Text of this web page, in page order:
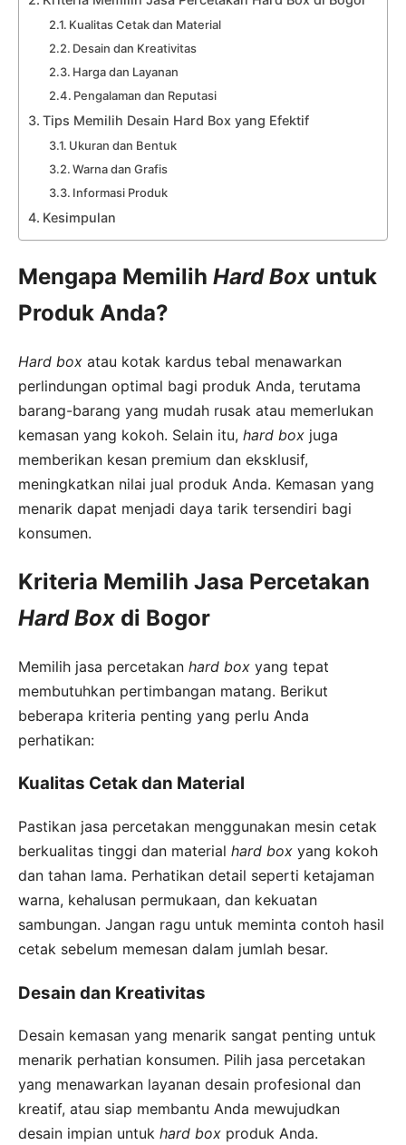
Kualitas Cetak dan Material
Desain dan Kreativitas
Harga dan Layanan
Pengalaman dan Reputasi
Tips Memilih Desain Hard Box yang Efektif
Ukuran dan Bentuk
Warna dan Grafis
Informasi Produk
Kesimpulan
Mengapa Memilih Hard Box untuk
Produk Anda?
Hard box atau kotak kardus tebal menawarkan
perlindungan optimal bagi produk Anda, terutama
barang-barang yang mudah rusak atau memerlukan
kemasan yang kokoh. Selain itu, hard box juga
memberikan kesan premium dan eksklusif,
meningkatkan nilai jual produk Anda. Kemasan yang
menarik dapat menjadi daya tarik tersendiri bagi
konsumen.
Kriteria Memilih Jasa Percetakan
Hard Box di Bogor
Memilih jasa percetakan hard box yang tepat
membutuhkan pertimbangan matang. Berikut
beberapa kriteria penting yang perlu Anda
perhatikan:
Kualitas Cetak dan Material
Pastikan jasa percetakan menggunakan mesin cetak
berkualitas tinggi dan material hard box yang kokoh
dan tahan lama. Perhatikan detail seperti ketajaman
warna, kehalusan permukaan, dan kekuatan
sambungan. Jangan ragu untuk meminta contoh hasil
cetak sebelum memesan dalam jumlah besar.
Desain dan Kreativitas
Desain kemasan yang menarik sangat penting untuk
menarik perhatian konsumen. Pilih jasa percetakan
yang menawarkan layanan desain profesional dan
kreatif, atau siap membantu Anda mewujudkan
desain impian untuk hard box produk Anda.